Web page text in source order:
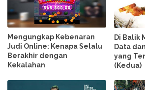
Mengungkap Kebenaran
Judi Online: Kenapa Selalu
Berakhir dengan
Kekalahan
Di Balik
Data
yang
(Kedua)